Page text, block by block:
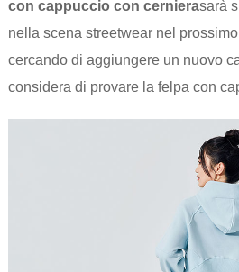
con cappuccio con cernierasarà
nella scena streetwear nel
cercando di aggiungere un nuovo
considera di provare la felpa con